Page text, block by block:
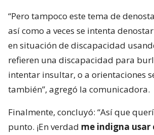
“Pero tampoco este tema de
así como a veces se intenta
en situación de discapacidad
refieren una discapacidad para
intentar insultar, o a orientaciones
también”, agregó la comunicadora.
Finalmente, concluyó: “Así que
punto. ¡En verdad me indigna